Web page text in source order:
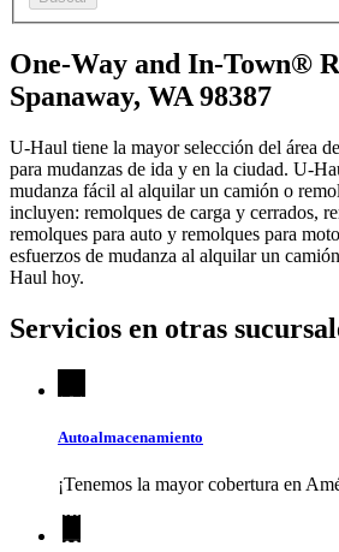
One-Way and In-Town®
Spanaway, WA 98387
U-Haul tiene la mayor selección del área
para mudanzas de ida y en la ciudad. U-
mudanza fácil al alquilar un camión o
incluyen: remolques de carga y cerrados,
remolques para auto y remolques para
esfuerzos de mudanza al alquilar un
Haul hoy.
Servicios en otras
Autoalmacenamiento
¡Tenemos la mayor cobertura en